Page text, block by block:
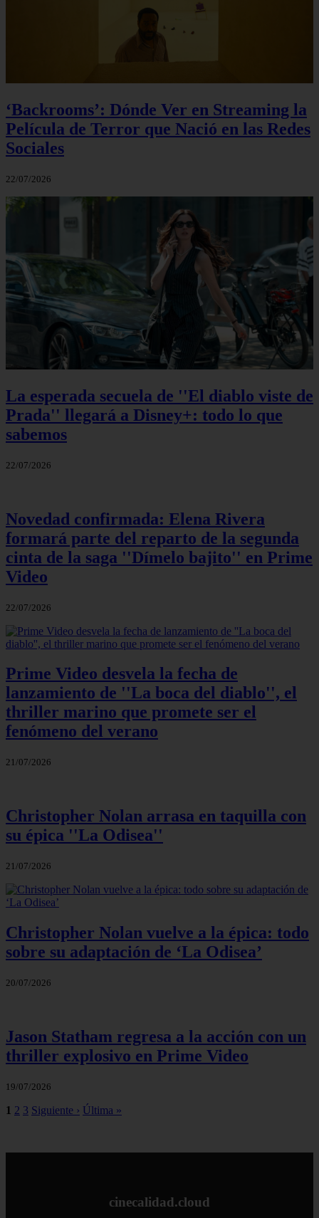
‘Backrooms’: Dónde Ver en Streaming la
Película de Terror que Nació en las Redes
Sociales
22/07/2026
La esperada secuela de ''El diablo viste de
Prada'' llegará a Disney+: todo lo que
sabemos
22/07/2026
Novedad confirmada: Elena Rivera
formará parte del reparto de la segunda
cinta de la saga ''Dímelo bajito'' en Prime
Video
22/07/2026
Prime Video desvela la fecha de
lanzamiento de ''La boca del diablo'', el
thriller marino que promete ser el
fenómeno del verano
21/07/2026
Christopher Nolan arrasa en taquilla con
su épica ''La Odisea''
21/07/2026
Christopher Nolan vuelve a la épica: todo
sobre su adaptación de ‘La Odisea’
20/07/2026
Jason Statham regresa a la acción con un
thriller explosivo en Prime Video
19/07/2026
1 2 3 Siguiente › Última »
cinecalidad.cloud